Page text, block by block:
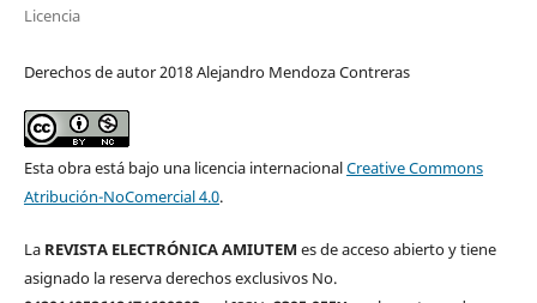
Licencia
Derechos de autor 2018 Alejandro Mendoza Contreras
Esta obra está bajo una licencia internacionalCreative Commons
Atribución-NoComercial 4.0.
La REVISTA ELECTRÓNICA AMIUTEM es de acceso abierto y tiene
asignado la reserva derechos exclusivos No.